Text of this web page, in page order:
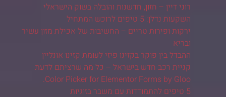
רוני דיין – חזון, חדשנות והובלה בשוק הישראלי
השקעות נדלן: 5 טיפים לרוכש המתחיל
ירקות ופירות טריים – החשיבות של אכילת מזון עשיר
ובריא
ההבדל בין פוקר בקזינו פיזי לעומת קזינו אונליין
קניית רכב חדש בישראל – כל מה שרציתם לדעת
Color Picker for Elementor Forms by Gloo.
5 טיפים להתמודדות עם משבר בזוגיות